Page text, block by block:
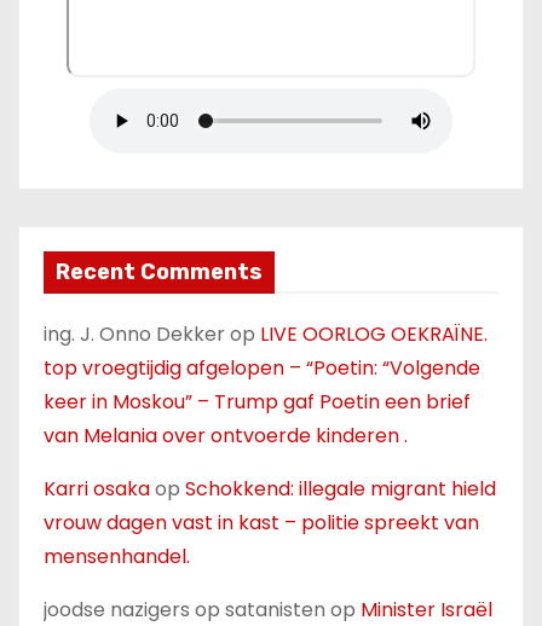
Recent Comments
ing. J. Onno Dekkerop LIVE OORLOG OEKRAÏNE.
top vroegtijdig afgelopen – “Poetin: “Volgende
keer in Moskou” – Trump gaf Poetin een brief
van Melania over ontvoerde kinderen .
Karri osakaop Schokkend: illegale migrant hield
vrouw dagen vast in kast – politie spreekt van
mensenhandel.
joodse nazigers op satanisten op Minister Israël